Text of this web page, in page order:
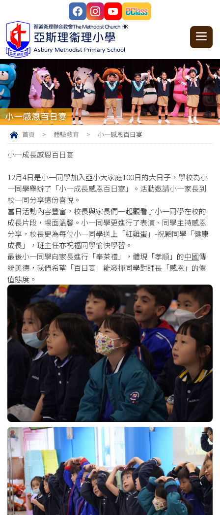
循道衞理聯合教會The Methodist Church HK
亞斯理衞理小學
Asbury Methodist Primary School
小一感恩百日宴
首頁 > 體驗教育 > 小一感恩百日宴
小一成長感恩百日宴
12月4日是小一同學加入亞小大家庭100日的大日子，學校為小
一同學舉辦了「小一成長感恩百日宴」。活動邀請小一家長到
校一同分享這份喜悅。
當日活動內容豐富，校長與家長們一起觀看了小一同學在校的
成長片段，場面溫馨。小一同學更進行了表演、同學主持感恩
分享，校長更為每位小一同學送上「紅雞蛋」-祝願同學「健康
成長」，班主任亦祝福同學愉快學習。
最後小一同學向家長進行「奉茶禮」，體現「孝順」的中國傳
統美德，我們希望「百日宴」能發揮同學對師長「感恩」的價
值態度。